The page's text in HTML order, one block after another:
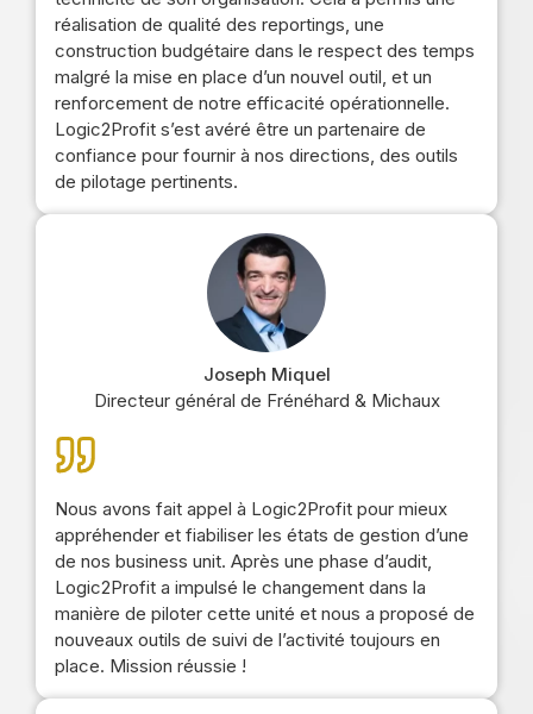
réalisation de qualité des reportings, une
construction budgétaire dans le respect des temps
malgré la mise en place d’un nouvel outil, et un
renforcement de notre efficacité opérationnelle.
Logic2Profit s’est avéré être un partenaire de
confiance pour fournir à nos directions, des outils
de pilotage pertinents.
Joseph Miquel
Directeur général de Frénéhard & Michaux
Nous avons fait appel à Logic2Profit pour mieux
appréhender et fiabiliser les états de gestion d’une
de nos business unit. Après une phase d’audit,
Logic2Profit a impulsé le changement dans la
manière de piloter cette unité et nous a proposé de
nouveaux outils de suivi de l’activité toujours en
place. Mission réussie !